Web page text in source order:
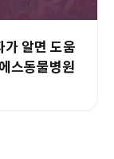
알면 도움
스동물병원